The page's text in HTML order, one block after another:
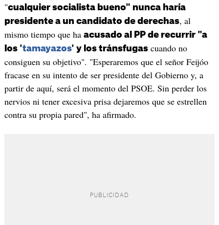
"cualquier socialista bueno" nunca haría
presidente a un candidato de derechas, al
mismo tiempo que ha acusado al PP de recurrir "a
los 'tamayazos' y los tránsfugascuando no
consiguen su objetivo". "Esperaremos que el señor Feijóo
fracase en su intento de ser presidente del Gobierno y, a
partir de aquí, será el momento del PSOE. Sin perder los
nervios ni tener excesiva prisa dejaremos que se estrellen
contra su propia pared", ha afirmado.